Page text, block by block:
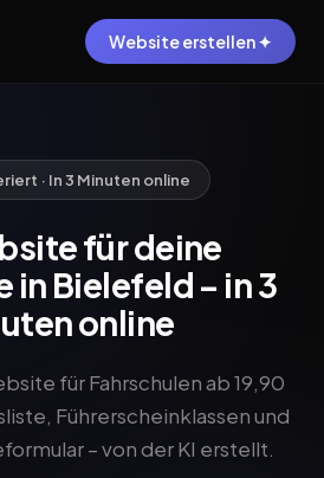
Website erstellen ✦
· In 3 Minuten online
für deine
in Bielefeld – in 3
online
für Fahrschulen ab 19,90
Führerscheinklassen und
– von der KI erstellt.